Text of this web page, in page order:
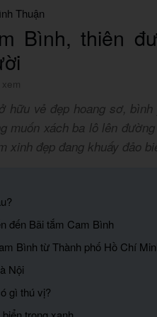
Thuận
Bình, thiên
hữu vẻ đẹp hoang sơ,
muốn xách ba lô lên
xinh đẹp đang khuấy đảo
đến Bãi tắm Cam Bình
Bình từ Thành phố Hồ Chí
Nội
gì thú vị?